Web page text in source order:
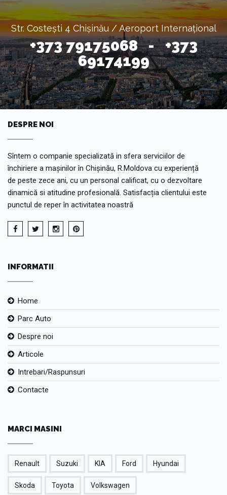
Str. Costești 4 Chișinău / Aeroport Internațional
+373 79175068 - +373
69174199
DESPRE NOI
Sîntem o companie specializată in sfera serviciilor de
închiriere a mașinilor în Chișinău, R.Moldova cu experiență
de peste zece ani, cu un personal calificat, cu o dezvoltare
dinamică si atitudine profesională. Satisfacția clientului este
punctul de reper în activitatea noastră
INFORMATII
Home
Parc Auto
Despre noi
Articole
Intrebari/Raspunsuri
Contacte
MARCI MASINI
Renault Suzuki KIA Ford Hyundai
Skoda Toyota Volkswagen